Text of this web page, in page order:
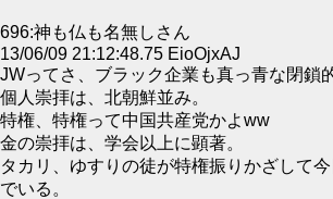
696:神も仏も名無しさん
13/06/09 21:12:48.75 EioOjxAJ
JWってさ、ブラック企業も真っ青な閉鎖
個人崇拝は、北朝鮮並み。
特権、特権って中国共産党かよww
金の崇拝は、学会以上に顕著。
タカリ、ゆすりの徒が特権振りかざして
でいる。